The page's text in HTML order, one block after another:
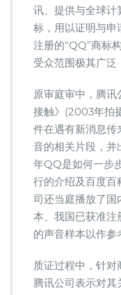
讯、提供与全球计
标，用以证明与申
注册的“QQ”商标
受众范围极其广泛
原审庭审中，腾
接触》(2003年拍
件在遇有新消息传
音的相关片段，并
年QQ是如何一步
行的介绍及百度百
司还当庭播放了国
本、我国已获准注
的声音样本以作参
质证过程中，针
腾讯公司表示对其